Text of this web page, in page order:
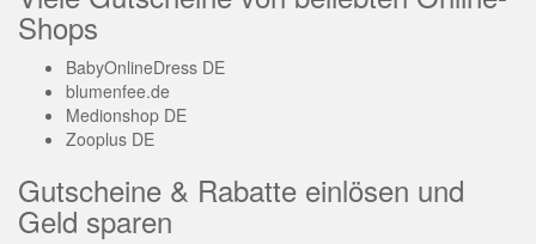
Shops
BabyOnlineDress DE
blumenfee.de
Medionshop DE
Zooplus DE
Gutscheine & Rabatte einlösen und
Geld sparen